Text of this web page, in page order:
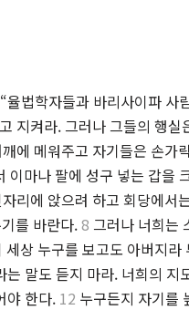
“율법학자들과 바리사이파 사
지켜라. 그러나 그들의 행
에 메워주고 자기들은 손가
마나 팔에 성구 넣는 갑을
리에 앉으려 하고 회당에서
를 바란다.8 그러나 너희는
세상 누구를 보고도 아버지라
는 말도 듣지 마라. 너희의 지
야 한다. 12 누구든지 자기를